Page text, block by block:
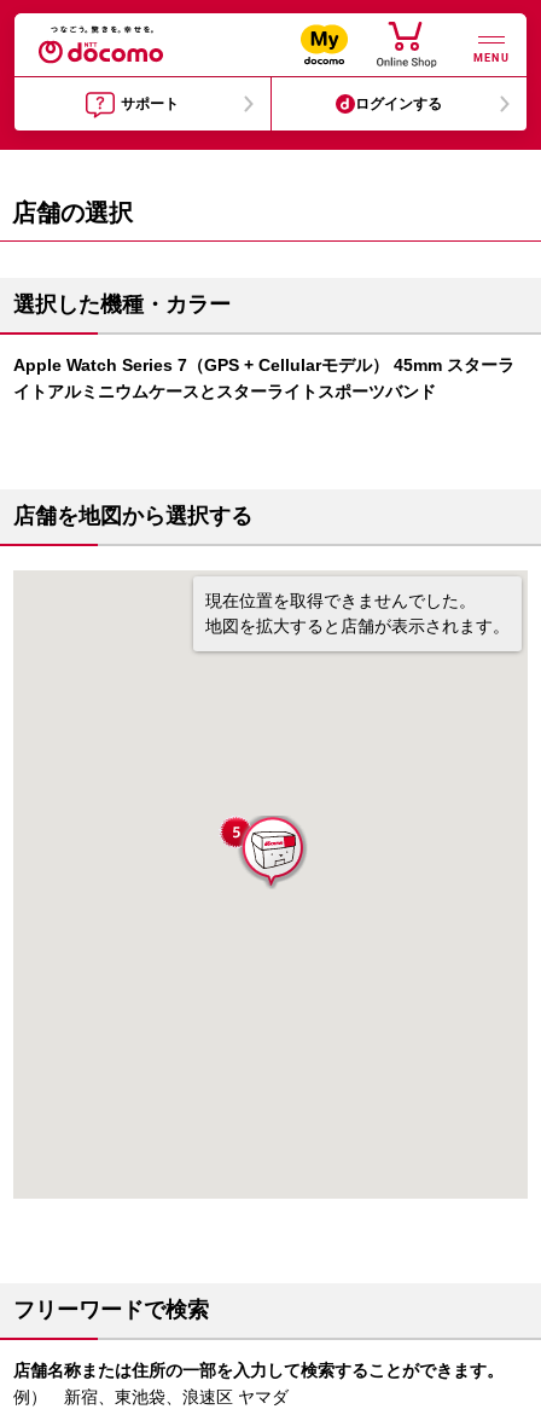
MENU
サポート ログインする
店舗の選択
選択した機種・カラー
Apple Watch Series 7（GPS + Cellularモデル） 45mm スターラ
イトアルミニウムケースとスターライトスポーツバンド
店舗を地図から選択する
現在位置を取得できませんでした。
地図を拡大すると店舗が表示されます。
フリーワードで検索
店舗名称または住所の一部を入力して検索することができます。
例） 新宿、東池袋、浪速区 ヤマダ